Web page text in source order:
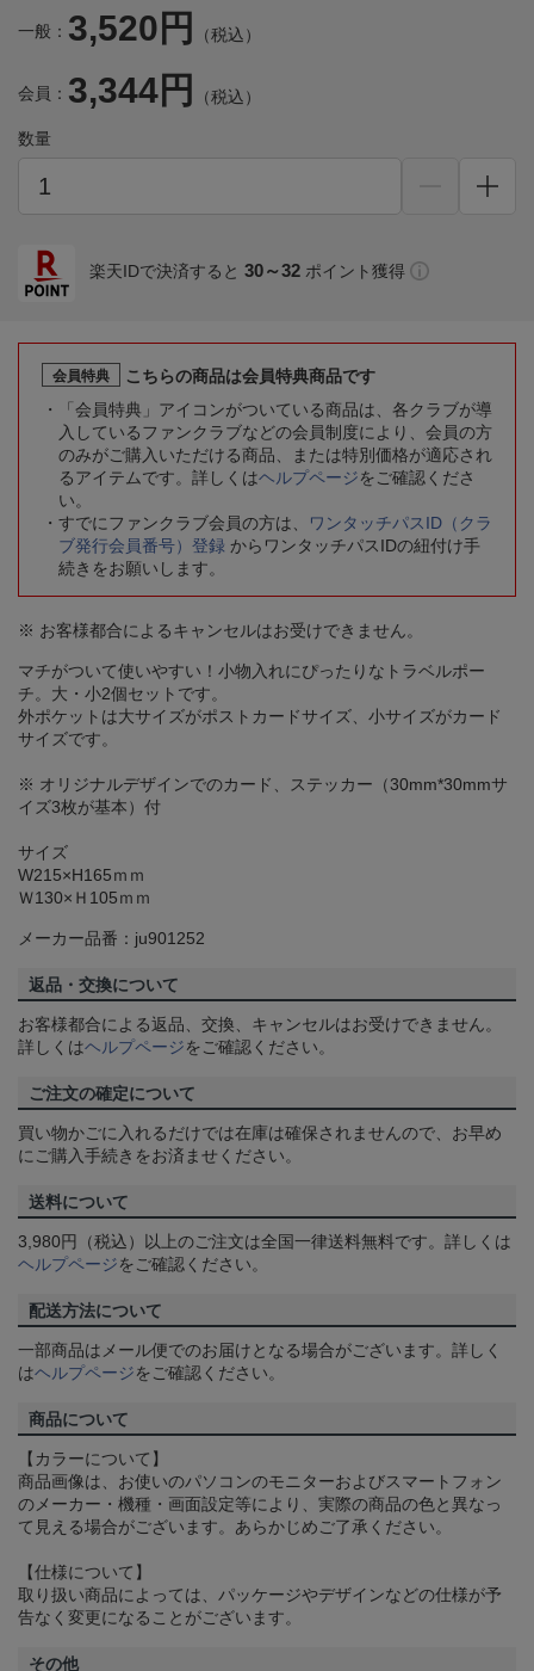
一般： 3,520円 （税込）
会員： 3,344円 （税込）
数量
楽天IDで決済すると 30～32 ポイント獲得
会員特典
こちらの商品は会員特典商品です
「会員特典」アイコンがついている商品は、各クラブが導
入しているファンクラブなどの会員制度により、会員の方
のみがご購入いただける商品、または特別価格が適応され
るアイテムです。詳しくはヘルプページをご確認くださ
い。
すでにファンクラブ会員の方は、
ワンタッチパスID（クラ
ブ発行会員番号）登録 からワンタッチパスIDの紐付け手
続きをお願いします。
※ お客様都合によるキャンセルはお受けできません。
マチがついて使いやすい！小物入れにぴったりなトラベルポー
チ。大・小2個セットです。
外ポケットは大サイズがポストカードサイズ、小サイズがカード
サイズです。
※ オリジナルデザインでのカード、ステッカー（30mm*30mmサ
イズ3枚が基本）付
サイズ
W215×H165ｍｍ
Ｗ130×Ｈ105ｍｍ
メーカー品番：ju901252
返品・交換について
お客様都合による返品、交換、キャンセルはお受けできません。
詳しくはヘルプページをご確認ください。
ご注文の確定について
買い物かごに入れるだけでは在庫は確保されませんので、お早め
にご購入手続きをお済ませください。
送料について
3,980円（税込）以上のご注文は全国一律送料無料です。詳しくは
ヘルプページをご確認ください。
配送方法について
一部商品はメール便でのお届けとなる場合がございます。詳しく
はヘルプページをご確認ください。
商品について
【カラーについて】
商品画像は、お使いのパソコンのモニターおよびスマートフォン
のメーカー・機種・画面設定等により、実際の商品の色と異なっ
て見える場合がございます。あらかじめご了承ください。
【仕様について】
取り扱い商品によっては、パッケージやデザインなどの仕様が予
告なく変更になることがございます。
その他